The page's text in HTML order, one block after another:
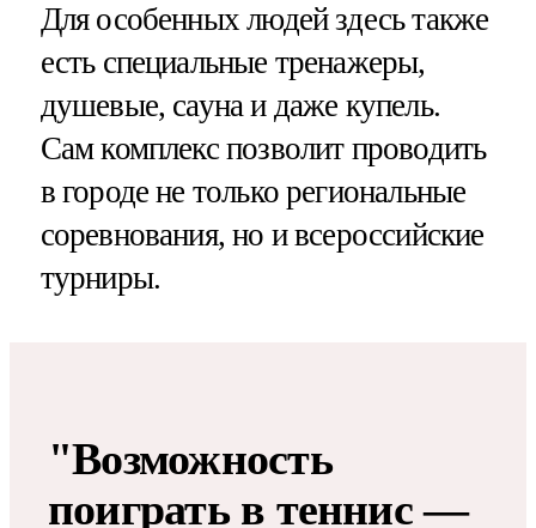
Для особенных людей здесь также
есть специальные тренажеры,
душевые, сауна и даже купель.
Сам комплекс позволит проводить
в городе не только региональные
соревнования, но и всероссийские
турниры.
"Возможность
поиграть в теннис —